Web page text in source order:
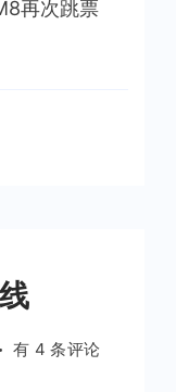
再次跳票
魅
有 4 条评论